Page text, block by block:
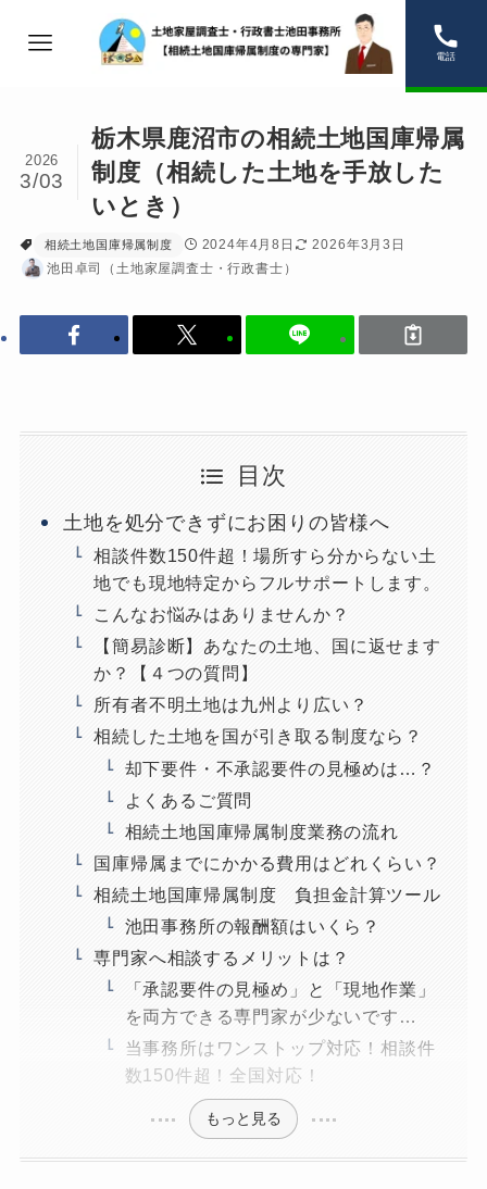
電話
栃木県鹿沼市の相続土地国庫帰属
制度（相続した土地を手放した
いとき）
2026
3/03
相続土地国庫帰属制度 2024年4月8日
2026年3月3日
池田卓司（土地家屋調査士・行政書士）
目次
土地を処分できずにお困りの皆様へ
相談件数150件超！場所すら分からない土
地でも現地特定からフルサポートします。
こんなお悩みはありませんか？
【簡易診断】あなたの土地、国に返せます
か？【４つの質問】
所有者不明土地は九州より広い？
相続した土地を国が引き取る制度なら？
却下要件・不承認要件の見極めは…？
よくあるご質問
相続土地国庫帰属制度業務の流れ
国庫帰属までにかかる費用はどれくらい？
相続土地国庫帰属制度 負担金計算ツール
池田事務所の報酬額はいくら？
専門家へ相談するメリットは？
「承認要件の見極め」と「現地作業」
を両方できる専門家が少ないです…
当事務所はワンストップ対応！相談件
数150件超！全国対応！
もっと見る